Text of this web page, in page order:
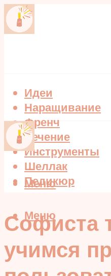
Идеи
Наращивание
Френч
Лечение
Инструменты
Шеллак
Педикюр
Меню
Меню
Софиста
учимся